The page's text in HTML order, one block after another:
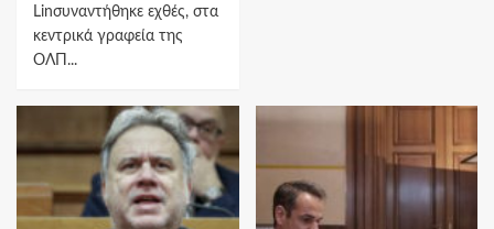
Linσυναντήθηκε εχθές, στα
κεντρικά γραφεία της
ΟΛΠ...